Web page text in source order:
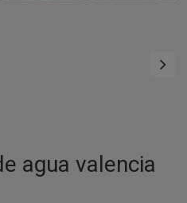
agua valencia